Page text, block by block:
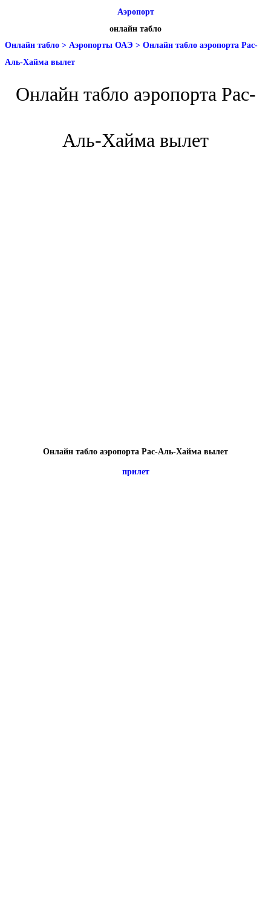
Аэропорт
онлайн табло
Онлайн табло > Аэропорты ОАЭ > Онлайн табло аэропорта Рас-
Аль-Хайма вылет
Онлайн табло аэропорта Рас-
Аль-Хайма вылет
Онлайн табло аэропорта Рас-Аль-Хайма вылет
прилет